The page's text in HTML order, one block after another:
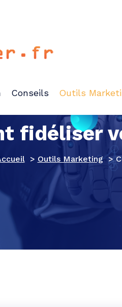
Conseils Outils
fidéliser
> Outils Marketing>